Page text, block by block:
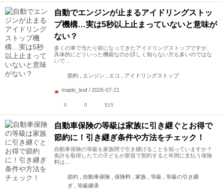
自動でエンジンが止まるアイドリングストッ
プ機構…実は5秒以上止まっていないと意味が
ない？
多くの車で当たり前になってきたアイドリングストップですが、
具体的にどういった機能なのか詳しく知らない方も多いのではな
いで…
節約 , エンジン , エコ , アイドリングストップ
maple_leaf / 2026-07-21
0 0 515
自動車保険の等級は家族に引き継ぐとお得で
節約に！引き継ぎ条件や方法をチェック！
自動車保険の等級を家族間で引き継げることを知っていますか？
免許を取得したての子どもが新規で契約すると年間に支払う保険
料は…
節約 , 自動車保険 , 保険料 , 家族 , 等級 , 等級の引き継
ぎ , 等級継承